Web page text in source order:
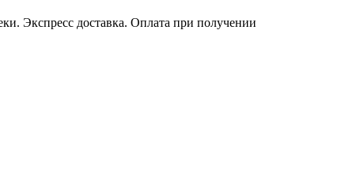
Экспресс доставка. Оплата при получении